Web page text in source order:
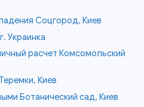
Соцгород, Киев
Украинка
расчет Комсомольский
Киев
Ботанический сад, Киев